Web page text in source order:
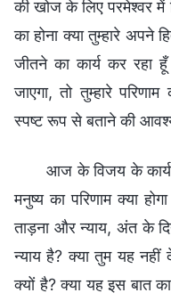
की खोज के लिए परमेश्वर में
का होना क्या तुम्हारे अपने
जीतने का कार्य कर रहा
जाएगा, तो तुम्हारे
स्पष्ट रूप से बताने की
आज के विजय के कार्य
मनुष्य का परिणाम क्या
ताड़ना और न्याय, अंत के
न्याय है? क्या तुम यह नहीं
क्यों है? क्या यह इस बात